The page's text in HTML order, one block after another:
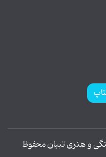
و هنری تبیان محفوظ